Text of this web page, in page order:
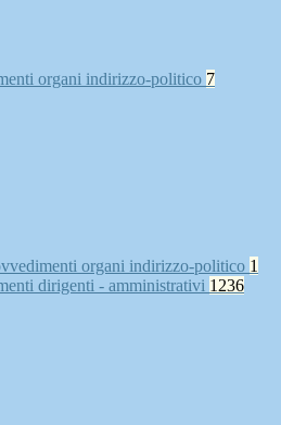
organi indirizzo-politico 7
organi indirizzo-politico 1
dirigenti - amministrativi 1236